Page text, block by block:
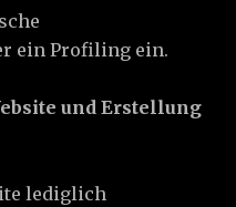
ein Profiling ein.
und Erstellung
lediglich